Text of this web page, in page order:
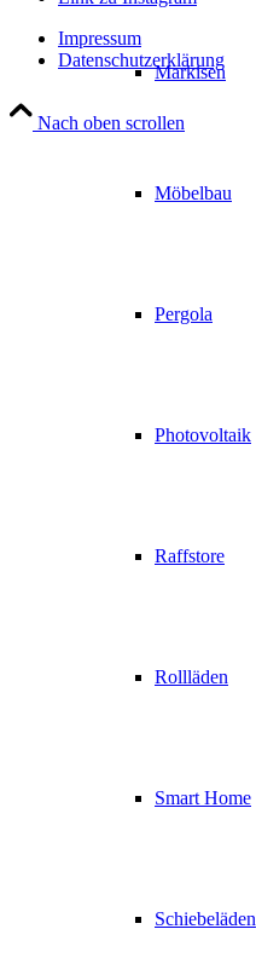
Markisen
Möbelbau
Pergola
Photovoltaik
Raffstore
Rollläden
Smart Home
Schiebeläden
Impressum
Datenschutzerklärung
Nach oben scrollen